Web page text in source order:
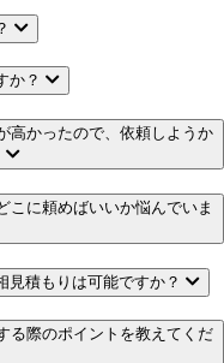
か？
高かったので、依頼しようか
こに頼めばいいか悩んでいま
見積もりは可能ですか？
る際のポイントを教えてくだ